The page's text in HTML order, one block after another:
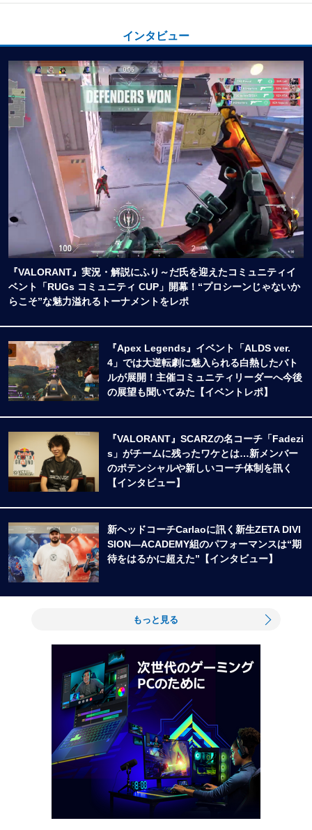
インタビュー
『VALORANT』実況・解説にふり～だ氏を迎えたコミュニティイ
ベント「RUGs コミュニティ CUP」開幕！“プロシーンじゃないか
らこそ”な魅力溢れるトーナメントをレポ
『Apex Legends』イベント「ALDS ver.
4」では大逆転劇に魅入られる白熱したバト
ルが展開！主催コミュニティリーダーへ今後
の展望も聞いてみた【イベントレポ】
『VALORANT』SCARZの名コーチ「Fadezi
s」がチームに残ったワケとは…新メンバー
のポテンシャルや新しいコーチ体制を訊く
【インタビュー】
新ヘッドコーチCarlaoに訊く新生ZETA DIVI
SION―ACADEMY組のパフォーマンスは“期
待をはるかに超えた”【インタビュー】
もっと見る